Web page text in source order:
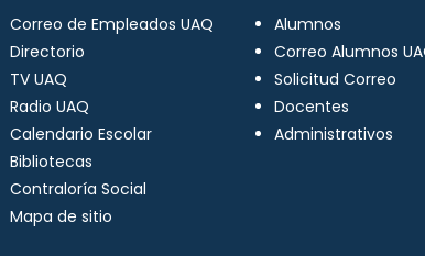
Correo de Empleados UAQ
Directorio
TV UAQ
Radio UAQ
Calendario Escolar
Bibliotecas
Contraloría Social
Mapa de sitio
Alumnos
Correo Alumnos
Solicitud Correo
Docentes
Administrativos